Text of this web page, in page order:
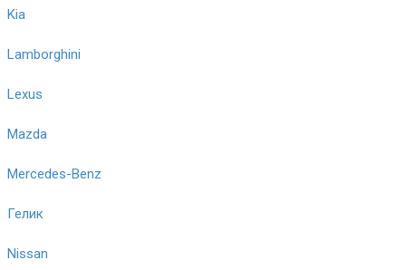
Kia
Lamborghini
Lexus
Mazda
Mercedes-Benz
Гелик
Nissan